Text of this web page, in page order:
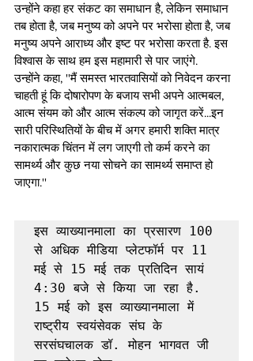
उन्होंने कहा हर संकट का समाधान है, लेकिन समाधान
तब होता है, जब मनुष्य को अपने पर भरोसा होता है, जब
मनुष्य अपने आराध्य और इष्ट पर भरोसा करता है. इस
विश्वास के साथ हम इस महामारी से पार जाएंगे.
उन्होंने कहा, ''मैं समस्त भारतवासियों को निवेदन करना
चाहती हूं कि दोषारोपण के बजाय सभी अपने आत्मबल,
आत्म संयम को और आत्म संकल्प को जागृत करें...इन
सारी परिस्थितियों के बीच में अगर हमारी शक्ति मात्र
नकारात्मक चिंतन में लग जाएगी तो कर्म करने का
सामर्थ्य और कुछ नया सोचने का सामर्थ्य समाप्त हो
जाएगा.''
इस व्याख्यानमाला का प्रसारण 100
से अधिक मीडिया प्लेटफॉर्म पर 11
मई से 15 मई तक प्रतिदिन सायं
4:30 बजे से किया जा रहा है.
15 मई को इस व्याख्यानमाला में
राष्ट्रीय स्वयंसेवक संघ के
सरसंघचालक डॉ. मोहन भागवत जी